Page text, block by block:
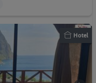
Hotel